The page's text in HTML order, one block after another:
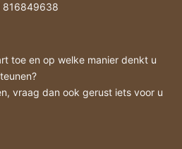
816849638
toe en op welke manier denkt u
vraag dan ook gerust iets voor u